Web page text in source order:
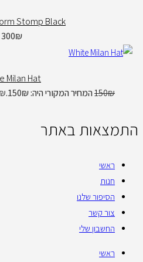
Stomp Black
300₪
Milan Hat
150₪ המחיר המקורי היה: 150₪. ₪
התמצאות באתר
ראשי
חנות
הסיפור שלנו
צור קשר
החשבון שלי
ראשי